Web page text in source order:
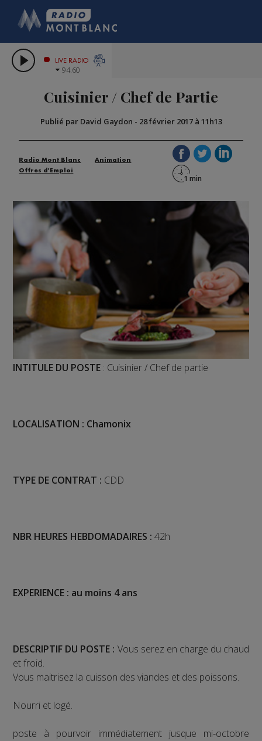
GRAND MASSIF
LIVE RADIO
94.60
Cuisinier / Chef de Partie
Publié par David Gaydon - 28 février 2017 à 11h13
Radio Mont Blanc
Animation
Offres d'Emploi
INTITULE DU POSTE : Cuisinier / Chef de partie
LOCALISATION : Chamonix
TYPE DE CONTRAT : CDD
NBR HEURES HEBDOMADAIRES : 42h
EXPERIENCE : au moins 4 ans
DESCRIPTIF DU POSTE : Vous serez en charge du chaud
et froid.
Vous maitrisez la cuisson des viandes et des poissons.
Nourri et logé.
poste à pourvoir immédiatement jusque mi-octobre